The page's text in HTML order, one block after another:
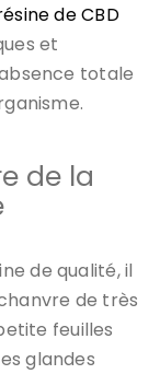
de CBD
et
totale
de la
de qualité, il
de très
feuilles
glandes